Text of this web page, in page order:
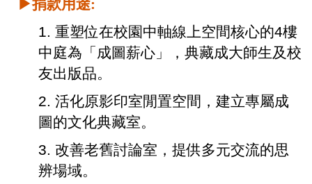
▶捐款用途:
1. 重塑位在校園中軸線上空間核心的4樓
中庭為「成圖薪心」，典藏成大師生及校
友出版品。
2. 活化原影印室閒置空間，建立專屬成
圖的文化典藏室。
3. 改善老舊討論室，提供多元交流的思
辨場域。